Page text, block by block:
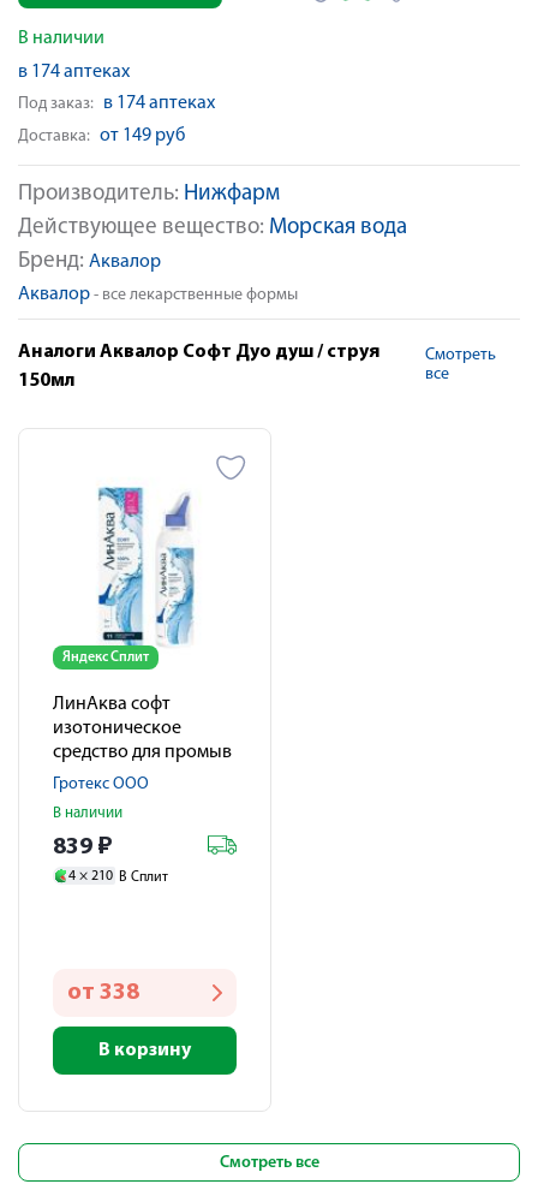
Производитель: Нижфарм
Действующее вещество: Морская вода
Бренд: Аквалор
Аквалор - все лекарственные формы
В наличии
в 174 аптеках
Под заказ: в 174 аптеках
Доставка: от 149 руб
Аналоги Аквалор Софт Дуо душ / струя
150мл
Смотреть
все
Яндекс Сплит
ЛинАква софт
изотоническое
средство для промыв
/ орошен. полости
Гротекс ООО
В наличии
839 ₽
4 × 210 В Сплит
от 338
В корзину
Смотреть все